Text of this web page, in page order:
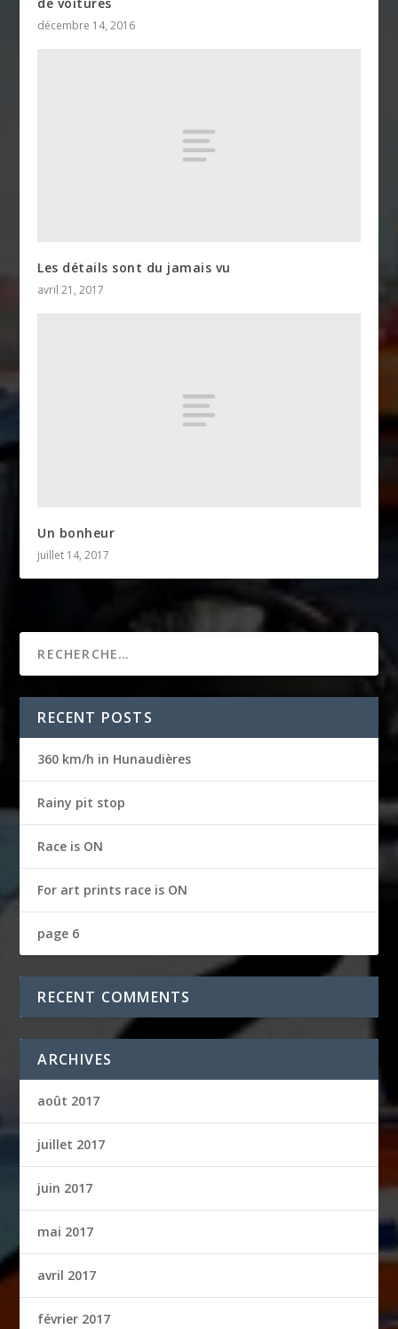
décembre 14, 2016
Les détails sont du jamais vu
avril 21, 2017
Un bonheur
juillet 14, 2017
RECENT POSTS
360 km/h in Hunaudières
Rainy pit stop
Race is ON
For art prints race is ON
page 6
RECENT COMMENTS
ARCHIVES
août 2017
juillet 2017
juin 2017
mai 2017
avril 2017
février 2017